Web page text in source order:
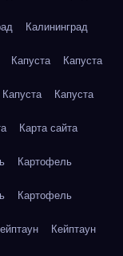
Калининград
Капуста Капуста
Капуста Капуста
Карта сайта
Картофель
Картофель
Кейптаун